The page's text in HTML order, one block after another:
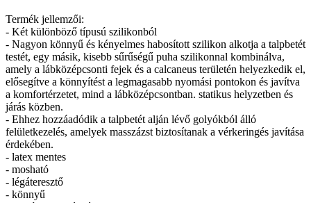
Termék jellemzői:
- Két különböző típusú szilikonból
- Nagyon könnyű és kényelmes habosított szilikon alkotja a talpbetét
testét, egy másik, kisebb sűrűségű puha szilikonnal kombinálva,
amely a lábközépcsonti fejek és a calcaneus területén helyezkedik el,
elősegítve a könnyítést a legmagasabb nyomási pontokon és javítva
a komfortérzetet, mind a lábközépcsontban. statikus helyzetben és
járás közben.
- Ehhez hozzáadódik a talpbetét alján lévő golyókból álló
felületkezelés, amelyek masszázst biztosítanak a vérkeringés javítása
érdekében.
- latex mentes
- mosható
- légáteresztő
- könnyű